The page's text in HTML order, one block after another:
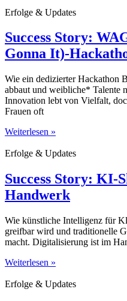
Erfolge & Updates
Success Story:
Gonna It)-
Wie ein dedizierter Hackathon
abbaut und weibliche* Talente
Innovation lebt von Vielfalt,
Frauen oft
Weiterlesen »
Erfolge & Updates
Success Story: KI-
Handwerk
Wie künstliche Intelligenz für
greifbar wird und traditionelle
macht. Digitalisierung ist im
Weiterlesen »
Erfolge & Updates